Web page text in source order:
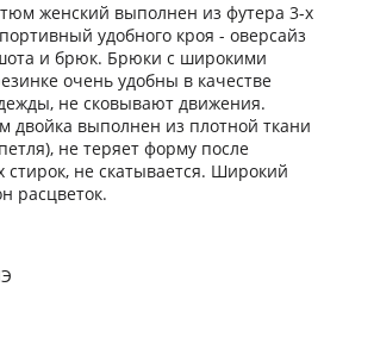
женский выполнен из футера 3-х
удобного кроя - оверсайз
и брюк. Брюки с широкими
очень удобны в качестве
не сковывают движения.
выполнен из плотной ткани
не теряет форму после
стирок, не скатывается. Широкий
расцветок.